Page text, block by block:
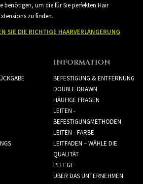
benötigen, um die für Sie perfekten Hair
zu finden.
SIE DIE RICHTIGE HAARVERLÄNGERUNG
INFORMATION
BEFESTIGUNG & ENTFERNUNG
DOUBLE DRAWN
HÄUFIGE FRAGEN
LEITEN -
BEFESTIGUNGMETHODEN
LEITEN - FARBE
LEITFADEN – WÄHLE DIE
QUALITÄT
PFLEGE
ÜBER DAS UNTERNEHMEN